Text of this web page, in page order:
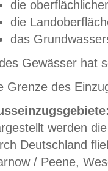
die
die
das
Gewässer hat
Grenze des
werden
Deutschland
/ Peene,